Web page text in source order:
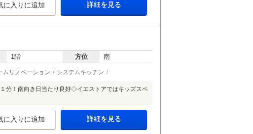
に入りに追加 詳細を見る
1階 方位 南
ムリノベーション システムキッチン
分！南向き日当たり良好◇イエストアではキッズスペ
に入りに追加 詳細を見る